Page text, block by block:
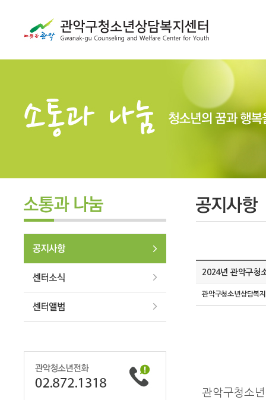
2024년 관악구청
관악구청소년상담복
관악구청소